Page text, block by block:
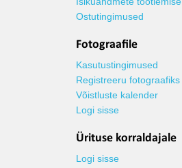
Ostutingimused
Fotograafile
Kasutustingimused
Registreeru fotograafiks
Võistluste kalender
Logi sisse
Ürituse korraldajale
Logi sisse